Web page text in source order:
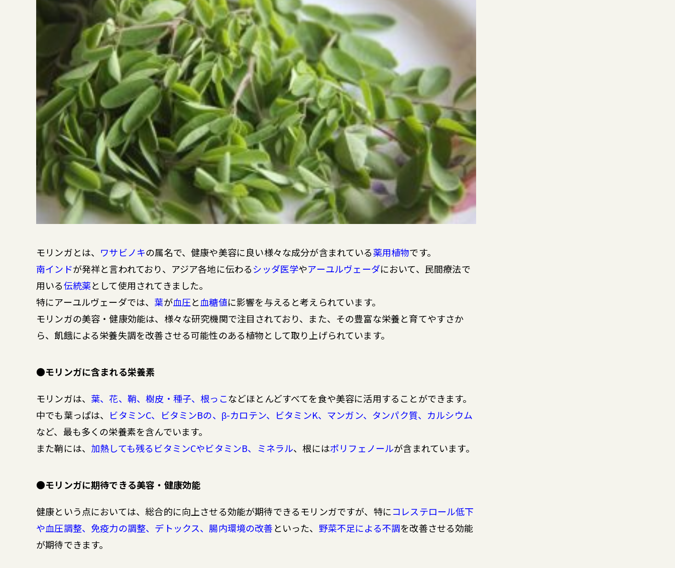
モリンガとは、 ワサビノキの属名で、健康や美容に良い様々な成分が含まれている薬用植物です。
南インドが発祥と言われており、アジア各地に伝わるシッダ医学やアーユルヴェーダにおいて、民間療法で
用いる伝統薬として使用されてきました。
特にアーユルヴェーダでは、 葉が血圧と血糖値に影響を与えると考えられています。
モリンガの美容・健康効能は、様々な研究機関で注目されており、また、その豊富な栄養と育てやすさか
ら、飢餓による栄養失調を改善させる可能性のある植物として取り上げられています。
●モリンガに含まれる栄養素
モリンガは、 葉、花、鞘、樹皮・種子、根っこなどほとんどすべてを食や美容に活用することができます。
中でも葉っぱは、 ビタミンC、ビタミンBの、β-カロテン、ビタミンK、マンガン、タンパク質、カルシウム
など、最も多くの栄養素を含んでいます。
また鞘には、 加熱しても残るビタミンCやビタミンB、ミネラル、根にはポリフェノールが含まれています。
●モリンガに期待できる美容・健康効能
健康という点においては、総合的に向上させる効能が期待できるモリンガですが、特にコレステロール低下
や血圧調整、免疫力の調整、デトックス、腸内環境の改善といった、 野菜不足による不調を改善させる効能
が期待できます。